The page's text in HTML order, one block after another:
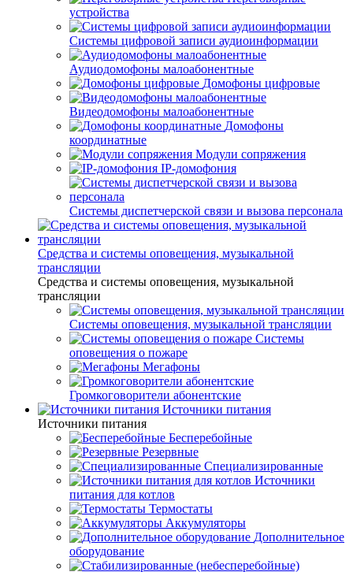
устройства
Системы цифровой записи аудиоинформации
Аудиодомофоны малоабонентные
Домофоны цифровые
Видеодомофоны малоабонентные
Домофоны
координатные
Модули сопряжения
IP-домофония
Системы диспетчерской связи и вызова персонала
Средства и системы оповещения, музыкальной
трансляции
Средства и системы оповещения, музыкальной
трансляции
Системы оповещения, музыкальной трансляции
Системы
оповещения о пожаре
Мегафоны
Громкоговорители абонентские
Источники питания
Источники питания
Бесперебойные
Резервные
Специализированные
Источники
питания для котлов
Термостаты
Аккумуляторы
Дополнительное
оборудование